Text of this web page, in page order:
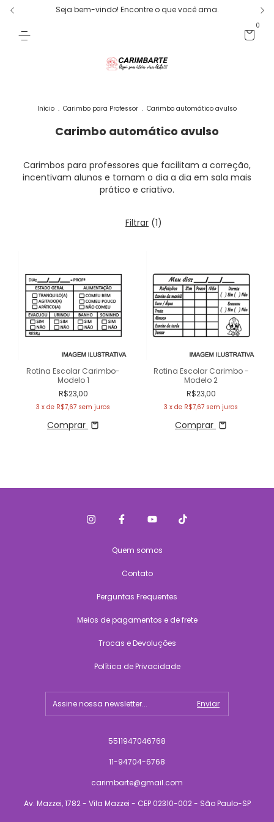
Seja bem-vindo! Encontre o que você ama.
0
Início . Carimbo para Professor . Carimbo automático avulso
Carimbo automático avulso
Carimbos para professores que facilitam a correção,
incentivam alunos e tornam o dia a dia em sala mais
prático e criativo.
Filtrar (1)
Rotina Escolar Carimbo-
Modelo 1
R$23,00
3 x de R$7,67 sem juros
Comprar
Rotina Escolar Carimbo -
Modelo 2
R$23,00
3 x de R$7,67 sem juros
Comprar
Quem somos
Contato
Perguntas Frequentes
Meios de pagamentos e de frete
Trocas e Devoluções
Política de Privacidade
5511947046768
11-94704-6768
carimbarte@gmail.com
Av. Mazzei, 1782 - Vila Mazzei - CEP 02310-002 - São Paulo-SP